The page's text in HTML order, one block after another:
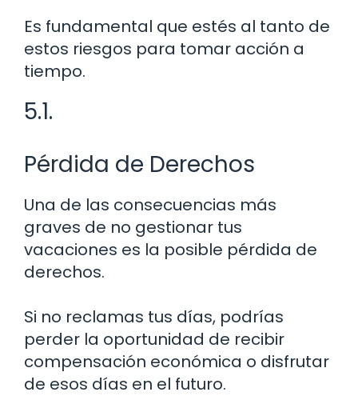
Es fundamental que estés al tanto de
estos riesgos para tomar acción a
tiempo.
5.1.
Pérdida de Derechos
Una de las consecuencias más
graves de no gestionar tus
vacaciones es la posible pérdida de
derechos.
Si no reclamas tus días, podrías
perder la oportunidad de recibir
compensación económica o disfrutar
de esos días en el futuro.